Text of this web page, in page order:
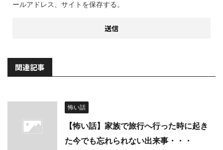
ールアドレス、サイトを保存する。
関連記事
怖い話
【怖い話】家族で旅行へ行った時に起き
た今でも忘れられない出来事・・・